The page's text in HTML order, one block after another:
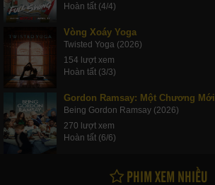
Hoàn tất (4/4)
Vòng Xoáy Yoga
Twisted Yoga (2026)
154 lượt xem
Hoàn tất (3/3)
Gordon Ramsay: Một Chương Mới
Being Gordon Ramsay (2026)
270 lượt xem
Hoàn tất (6/6)
PHIM XEM NHIỀU